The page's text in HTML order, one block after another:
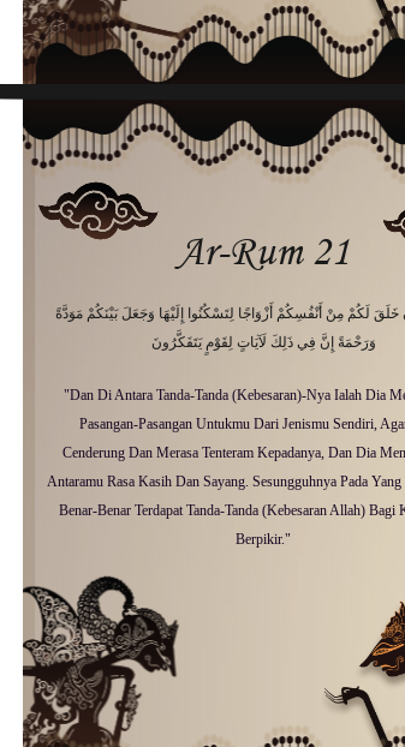
Ar-Rum 21
خَلَقَ لَكُمْ مِنْ أَنْفُسِكُمْ أَزْوَاجًا لِتَسْكُنُوا إِلَيْهَا وَجَعَلَ بَيْنَكُمْ مَوَدَّةً
وَرَحْمَةً إِنَّ فِي ذَلِكَ لَآيَاتٍ لِقَوْمٍ يَتَفَكَّرُونَ
"Dan Di Antara Tanda-Tanda (Kebesaran)-Nya Ialah Dia
Pasangan-Pasangan Untukmu Dari Jenismu Sendiri,
Cenderung Dan Merasa Tenteram Kepadanya, Dan Dia
Antaramu Rasa Kasih Dan Sayang. Sesungguhnya Pada
Benar-Benar Terdapat Tanda-Tanda (Kebesaran Allah) Bagi
Berpikir."